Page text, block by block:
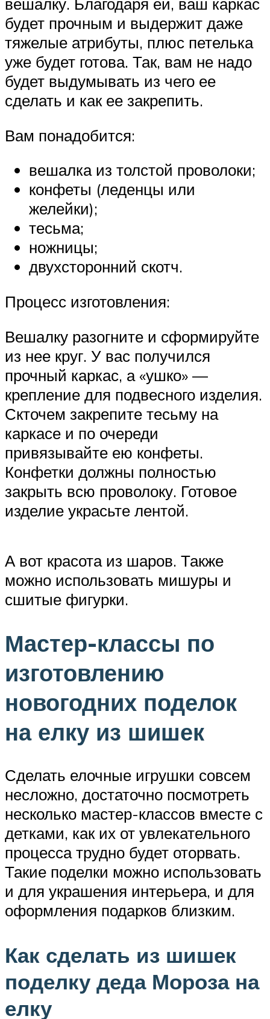
будет прочным и выдержит даже
тяжелые атрибуты, плюс петелька
уже будет готова. Так, вам не надо
будет выдумывать из чего ее
сделать и как ее закрепить.
Вам понадобится:
вешалка из толстой проволоки;
конфеты (леденцы или
желейки);
тесьма;
ножницы;
двухсторонний скотч.
Процесс изготовления:
Вешалку разогните и сформируйте
из нее круг. У вас получился
прочный каркас, а «ушко» —
крепление для подвесного изделия.
Скточем закрепите тесьму на
каркасе и по очереди
привязывайте ею конфеты.
Конфетки должны полностью
закрыть всю проволоку. Готовое
изделие украсьте лентой.
А вот красота из шаров. Также
можно использовать мишуры и
сшитые фигурки.
Мастер-классы по
изготовлению
новогодних поделок
на елку из шишек
Сделать елочные игрушки совсем
несложно, достаточно посмотреть
несколько мастер-классов вместе с
детками, как их от увлекательного
процесса трудно будет оторвать.
Такие поделки можно использовать
и для украшения интерьера, и для
оформления подарков близким.
Как сделать из шишек
поделку деда Мороза на
елку